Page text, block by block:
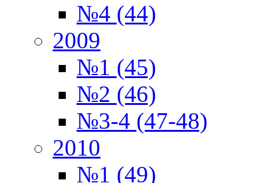
№4 (44)
2009
№1 (45)
№2 (46)
№3-4 (47-48)
2010
№1 (49)